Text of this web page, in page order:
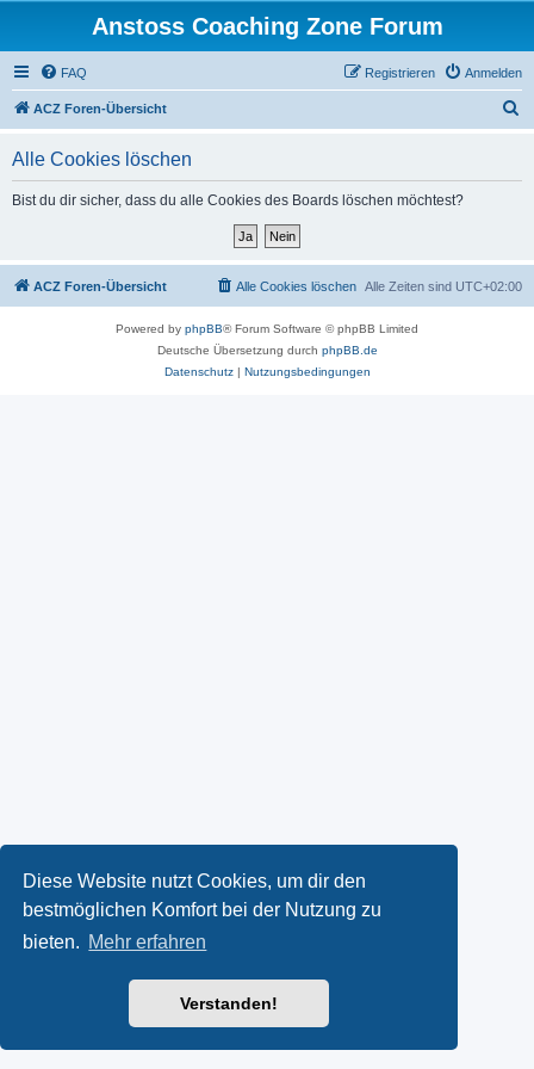
Diese Website nutzt Cookies, um dir den
bestmöglichen Komfort bei der Nutzung zu
bieten. Mehr erfahren
Verstanden!
Anstoss Coaching Zone Forum
FAQ Anmelden
Registrieren
ACZ Foren-Übersicht
Alle Cookies löschen
Bist du dir sicher, dass du alle Cookies des Boards löschen möchtest?
ACZ Foren-Übersicht Alle Zeiten sind UTC+02:00
Alle Cookies löschen
Powered by phpBB® Forum Software © phpBB Limited
Deutsche Übersetzung durch phpBB.de
Datenschutz| Nutzungsbedingungen